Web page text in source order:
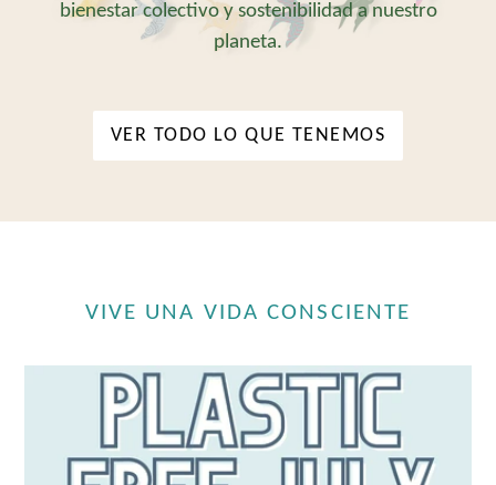
bienestar colectivo y sostenibilidad a nuestro
planeta.
VER TODO LO QUE TENEMOS
VIVE UNA VIDA CONSCIENTE